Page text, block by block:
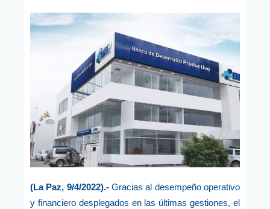
(La Paz, 9/4/2022).- Gracias al desempeño operativo
y financiero desplegados en las últimas gestiones, el